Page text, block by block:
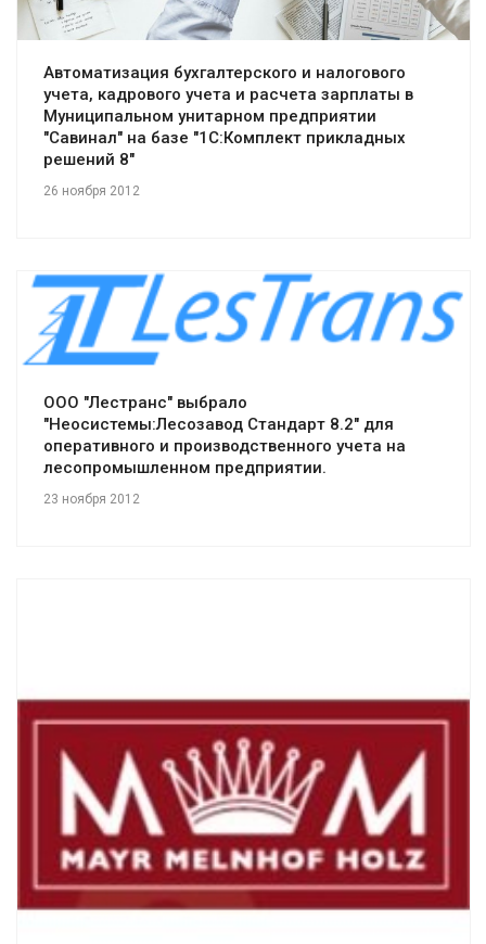
Автоматизация бухгалтерского и налогового
учета, кадрового учета и расчета зарплаты в
Муниципальном унитарном предприятии
"Савинал" на базе "1С:Комплект прикладных
решений 8"
26 ноября 2012
Смотреть проект
ООО "Лестранс" выбрало
"Неосистемы:Лесозавод Стандарт 8.2" для
оперативного и производственного учета на
лесопромышленном предприятии.
23 ноября 2012
Смотреть проект